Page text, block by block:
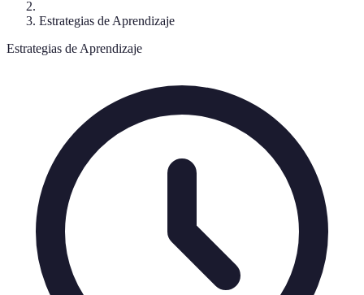
Estrategias de Aprendizaje
Estrategias de Aprendizaje